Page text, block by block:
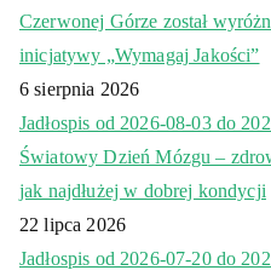
Czerwonej Górze został
inicjatywy „Wymagaj Jakości”
6 sierpnia 2026
Jadłospis od 2026-08-03 do
Światowy Dzień Mózgu –
jak najdłużej w dobrej kondycji
22 lipca 2026
Jadłospis od 2026-07-20 do